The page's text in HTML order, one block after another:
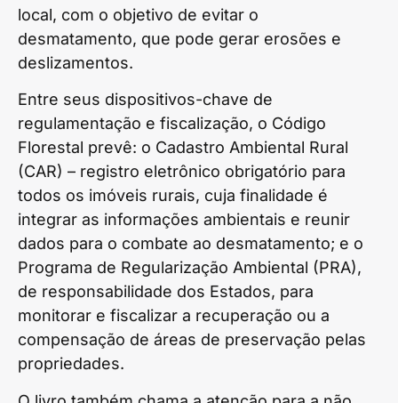
local, com o objetivo de evitar o
desmatamento, que pode gerar erosões e
deslizamentos.
Entre seus dispositivos-chave de
regulamentação e fiscalização, o Código
Florestal prevê: o Cadastro Ambiental Rural
(CAR) – registro eletrônico obrigatório para
todos os imóveis rurais, cuja finalidade é
integrar as informações ambientais e reunir
dados para o combate ao desmatamento; e o
Programa de Regularização Ambiental (PRA),
de responsabilidade dos Estados, para
monitorar e fiscalizar a recuperação ou a
compensação de áreas de preservação pelas
propriedades.